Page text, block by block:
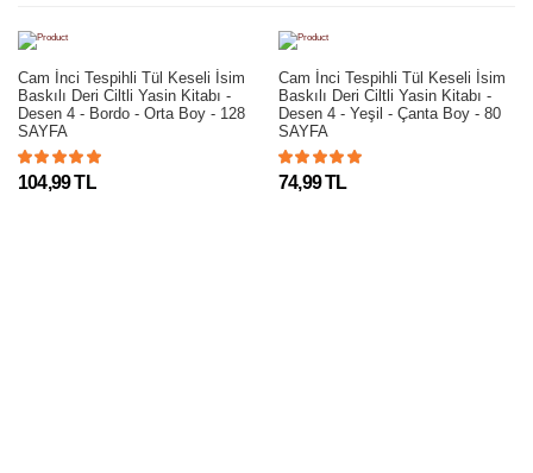
Cam İnci Tespihli Tül Keseli İsim
Baskılı Deri Ciltli Yasin Kitabı -
Desen 4 - Bordo - Orta Boy - 128
SAYFA
104,99 TL
Cam İnci Tespihli Tül Keseli İsim
Baskılı Deri Ciltli Yasin Kitabı -
Desen 4 - Yeşil - Çanta Boy - 80
SAYFA
74,99 TL